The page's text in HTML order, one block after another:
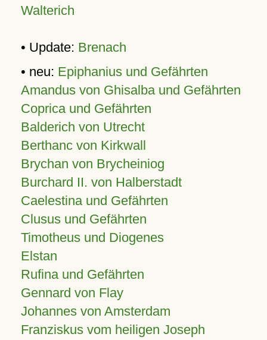
Walterich
• Update: Brenach
• neu: Epiphanius und Gefährten
Amandus von Ghisalba und Gefährten
Coprica und Gefährten
Balderich von Utrecht
Berthanc von Kirkwall
Brychan von Brycheiniog
Burchard II. von Halberstadt
Caelestina und Gefährten
Clusus und Gefährten
Timotheus und Diogenes
Elstan
Rufina und Gefährten
Gennard von Flay
Johannes von Amsterdam
Franziskus vom heiligen Joseph